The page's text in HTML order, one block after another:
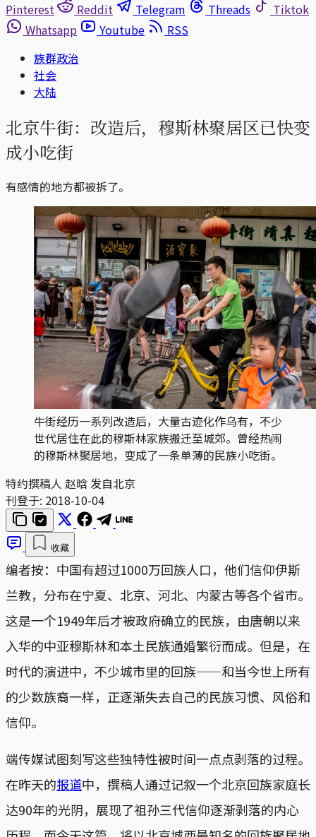
Pinterest
Reddit Telegram Threads
Tiktok
Whatsapp
Youtube
RSS
族群政治
社会
大陆
北京牛街：改造后，穆斯林聚居区已快变
成小吃街
有感情的地方都被拆了。
牛街经历一系列改造后，大量古迹化作乌有，不少
世代居住在此的穆斯林家族搬迁至城郊。曾经热闹
的穆斯林聚居地，变成了一条单薄的民族小吃街。
特约撰稿人 赵晗 发自北京
刊登于: 2018-10-04
收藏
编者按：中国有超过1000万回族人口，他们信仰伊斯
兰教，分布在宁夏、北京、河北、内蒙古等各个省市。
这是一个1949年后才被政府确立的民族，由唐朝以来
入华的中亚穆斯林和本土民族通婚繁衍而成。但是，在
时代的演进中，不少城市里的回族——和当今世上所有
的少数族裔一样，正逐渐失去自己的民族习惯、风俗和
信仰。
端传媒试图刻写这些独特性被时间一点点剥落的过程。
在昨天的报道中，撰稿人通过记叙一个北京回族家庭长
达90年的光阴，展现了祖孙三代信仰逐渐剥落的内心